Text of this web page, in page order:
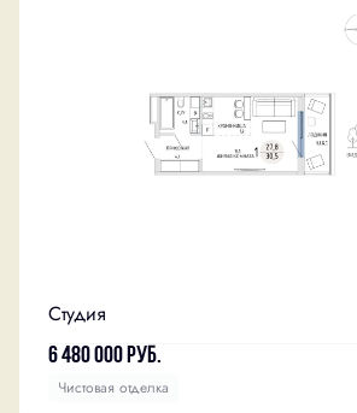
Студия
6 480 000руб.
Чистовая отделка